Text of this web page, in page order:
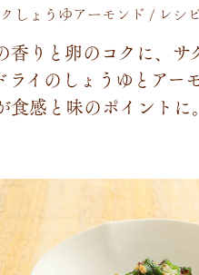
しょうゆアーモンド / レシ
香 り と卵のコク に、 サ
ライ の し ょ う ゆ と アー
食感 と 味のポイ ン ト に。